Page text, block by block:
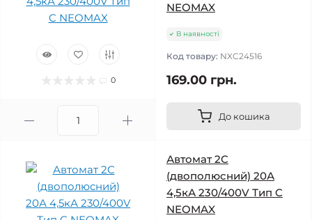
0
NEOMAX
В наявності
Код товару: NXC24516
169.00 грн.
До кошика
Автомат 2C
(двополюсний) 20А
4,5кА 230/400V Тип C
NEOMAX